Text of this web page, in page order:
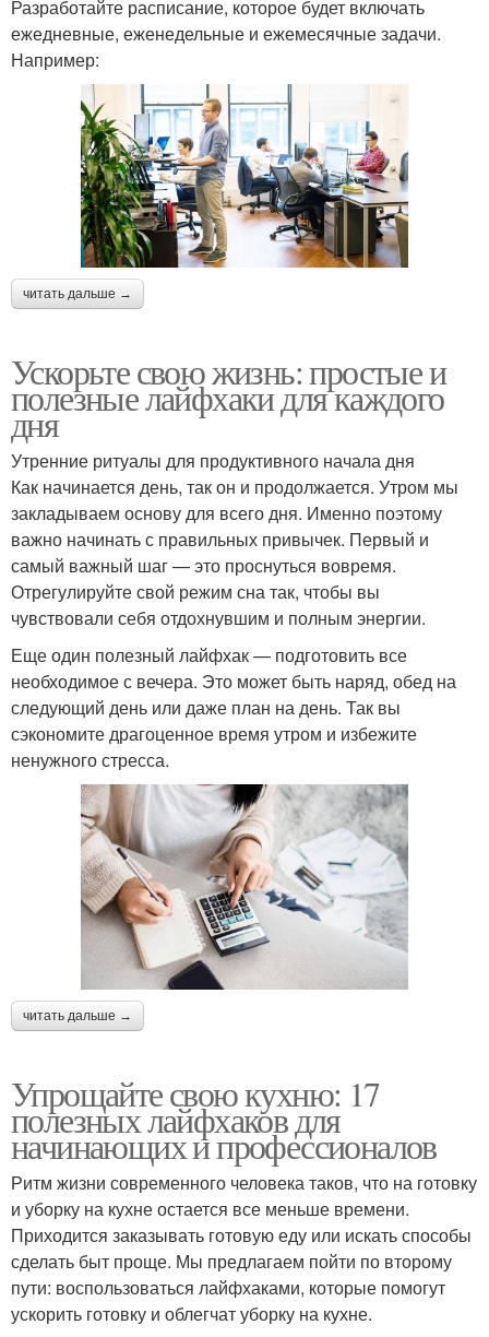
Разработайте расписание, которое будет включать
ежедневные, еженедельные и ежемесячные задачи.
Например:
читать дальше →
Ускорьте свою жизнь: простые и
полезные лайфхаки для каждого
дня
Утренние ритуалы для продуктивного начала дня
Как начинается день, так он и продолжается. Утром мы
закладываем основу для всего дня. Именно поэтому
важно начинать с правильных привычек. Первый и
самый важный шаг — это проснуться вовремя.
Отрегулируйте свой режим сна так, чтобы вы
чувствовали себя отдохнувшим и полным энергии.
Еще один полезный лайфхак — подготовить все
необходимое с вечера. Это может быть наряд, обед на
следующий день или даже план на день. Так вы
сэкономите драгоценное время утром и избежите
ненужного стресса.
читать дальше →
Упрощайте свою кухню: 17
полезных лайфхаков для
начинающих и профессионалов
Ритм жизни современного человека таков, что на готовку
и уборку на кухне остается все меньше времени.
Приходится заказывать готовую еду или искать способы
сделать быт проще. Мы предлагаем пойти по второму
пути: воспользоваться лайфхаками, которые помогут
ускорить готовку и облегчат уборку на кухне.